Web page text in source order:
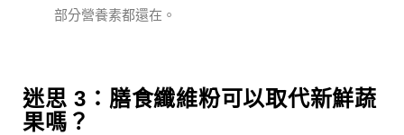
部分營養素都還在。
迷思 3：膳食纖維粉可以取代新鮮蔬
果嗎？